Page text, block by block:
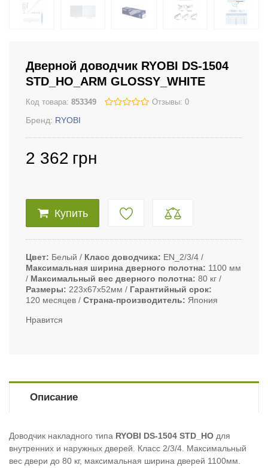
Дверной доводчик RYOBI DS-1504
STD_HO_ARM GLOSSY_WHITE
Код товара: 853349 Отзывы: 0
Бренд: RYOBI
2 362 грн
Купить
Цвет Белый Класс доводчика
EN_2/3/4
Максимальная ширина дверного полотна
1100 мм
Максимальный вес дверного полотна 80 кг
Размеры
223х67х52мм
Гарантийный срок
120 месяцев
Страна-производитель Япония
Нравится
Описание
Доводчик накладного типа RYOBI DS-1504 STD_HO для
внутренних и наружных дверей. Класс 2/3/4. Максимальный
вес двери до 80 кг, максимальная ширина дверей 1100мм.